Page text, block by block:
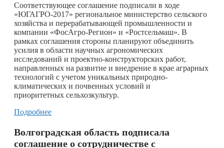
Соответствующее соглашение подписали в ходе
«ЮГАГРО-2017» региональное министерство сельского
хозяйства и перерабатывающей промышленности и
компании «ФосАгро-Регион» и «Ростсельмаш». В
рамках соглашения стороны планируют объединить
усилия в области научных агрономических
исследований и проектно-конструкторских работ,
направленных на развитие и внедрение в крае аграрных
технологий с учетом уникальных природно-
климатических и почвенных условий и
приоритетных сельхозкультур.
Подробнее
Волгоградская область подписала
соглашение о сотрудничестве с